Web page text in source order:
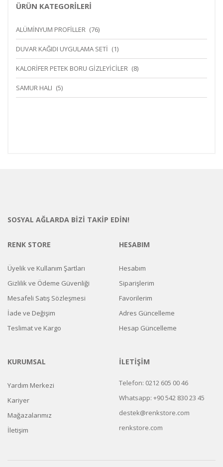
ÜRÜN KATEGORILERI
ALÜMINYUM PROFILLER (76)
DUVAR KAĞIDI UYGULAMA SETI (1)
KALORIFER PETEK BORU GIZLEYICILER (8)
SAMUR HALI (5)
SOSYAL AĞLARDA BİZİ TAKİP EDİN!
RENK STORE
Üyelik ve Kullanım Şartları
Gizlilik ve Ödeme Güvenliği
Mesafeli Satış Sözleşmesi
İade ve Değişim
Teslimat ve Kargo
HESABIM
Hesabım
Siparişlerim
Favorilerim
Adres Güncelleme
Hesap Güncelleme
KURUMSAL
Yardım Merkezi
Kariyer
Mağazalarımız
İletişim
İLETIŞIM
Telefon: 0212 605 00 46
Whatsapp: +90 542 830 23 45
destek@renkstore.com
renkstore.com